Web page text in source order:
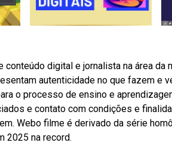
digital e jornalista na área da
autenticidade no que fazem e
o processo de ensino e
e contato com condições e
Webo filme é derivado da série
2025 na record.